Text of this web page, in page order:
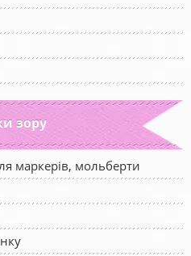
зору
маркерів, мольберти